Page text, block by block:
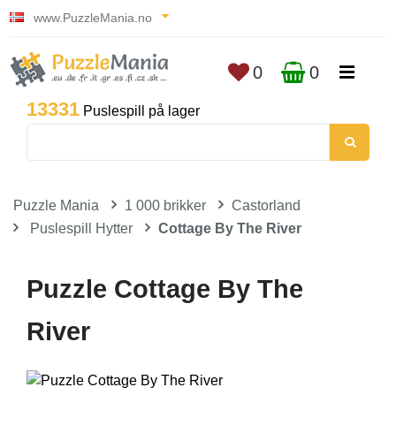
www.PuzzleMania.no
13331 Puslespill på lager
0 0
Puzzle Mania 1 000 brikker
Castorland
Puslespill Hytter
Cottage By The River
Puzzle Cottage By The
River